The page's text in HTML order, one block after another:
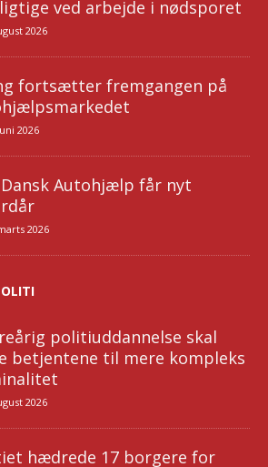
ved arbejde i nødsporet
2026
fortsætter fremgangen på
2026
Dansk Autohjælp får nyt
2026
politiuddannelse skal
betjentene til mere kompleks
2026
hædrede 17 borgere for